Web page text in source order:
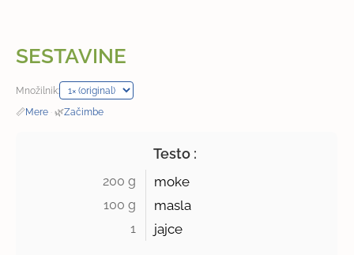
SESTAVINE
Množilnik:
📏Mere · 🌿Začimbe
Testo :
200 g moke
100 g masla
1 jajce